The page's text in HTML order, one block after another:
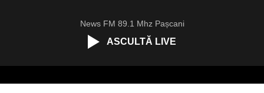
News FM 89.1 Mhz Pașcani
ASCULTĂ LIVE